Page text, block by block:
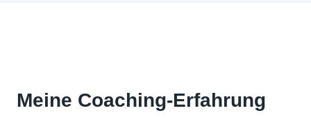
Meine Coaching-Erfahrung